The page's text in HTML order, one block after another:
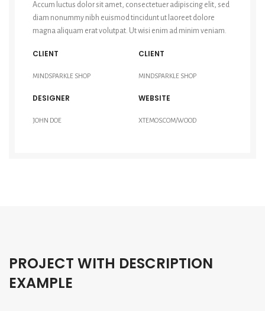
Accum luctus dolor sit amet, consectetuer adipiscing elit, sed
diam nonummy nibh euismod tincidunt ut laoreet dolore
magna aliquam erat volutpat. Ut wisi enim ad minim veniam.
CLIENT
MINDSPARKLE SHOP
CLIENT
MINDSPARKLE SHOP
DESIGNER
JOHN DOE
WEBSITE
XTEMOS.COM/WOOD
PROJECT WITH DESCRIPTION
EXAMPLE